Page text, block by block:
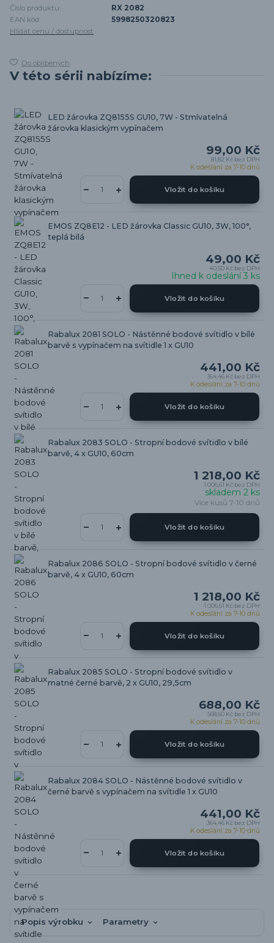
Číslo produktu:
RX 2082
EAN kód:
5998250320823
Hlídat cenu / dostupnost
Do oblíbených
V této sérii nabízíme:
LED žárovka ZQ8155S GU10, 7W - Stmívatelná
žárovka klasickým vypínačem
99,00 Kč
81,82 Kč bez DPH
K odeslání za 7-10 dnů
Vložit do košíku
EMOS ZQ8E12 - LED žárovka Classic GU10, 3W, 100°,
teplá bílá
49,00 Kč
40,50 Kč bez DPH
Ihned k odeslání 3 ks
Vložit do košíku
Rabalux 2081 SOLO - Nástěnné bodové svítidlo v bílé
barvě s vypínačem na svítidle 1 x GU10
441,00 Kč
364,46 Kč bez DPH
K odeslání za 7-10 dnů
Vložit do košíku
Rabalux 2083 SOLO - Stropní bodové svítidlo v bílé
barvě, 4 x GU10, 60cm
1 218,00 Kč
1 006,61 Kč bez DPH
skladem 2 ks
Více kusů 7-10 dnů
Vložit do košíku
Rabalux 2086 SOLO - Stropní bodové svítidlo v černé
barvě, 4 x GU10, 60cm
1 218,00 Kč
1 006,61 Kč bez DPH
K odeslání za 7-10 dnů
Vložit do košíku
Rabalux 2085 SOLO - Stropní bodové svítidlo v
matné černé barvě, 2 x GU10, 29,5cm
688,00 Kč
568,60 Kč bez DPH
K odeslání za 7-10 dnů
Vložit do košíku
Rabalux 2084 SOLO - Nástěnné bodové svítidlo v
černé barvě s vypínačem na svítidle 1 x GU10
441,00 Kč
364,46 Kč bez DPH
K odeslání za 7-10 dnů
Vložit do košíku
Popis výrobku Parametry